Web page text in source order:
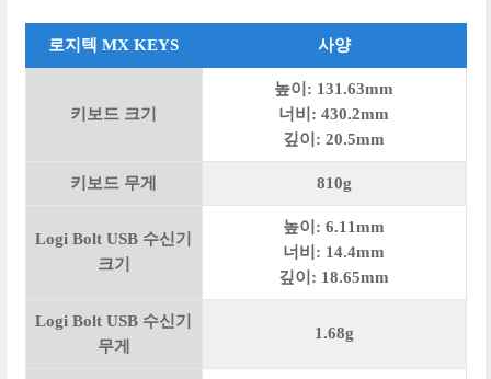
로지텍 MX KEYS 사양
키보드 크기
높이: 131.63mm
너비: 430.2mm
깊이: 20.5mm
키보드 무게 810g
Logi Bolt USB 수신기
크기
높이: 6.11mm
너비: 14.4mm
깊이: 18.65mm
Logi Bolt USB 수신기
무게
1.68g